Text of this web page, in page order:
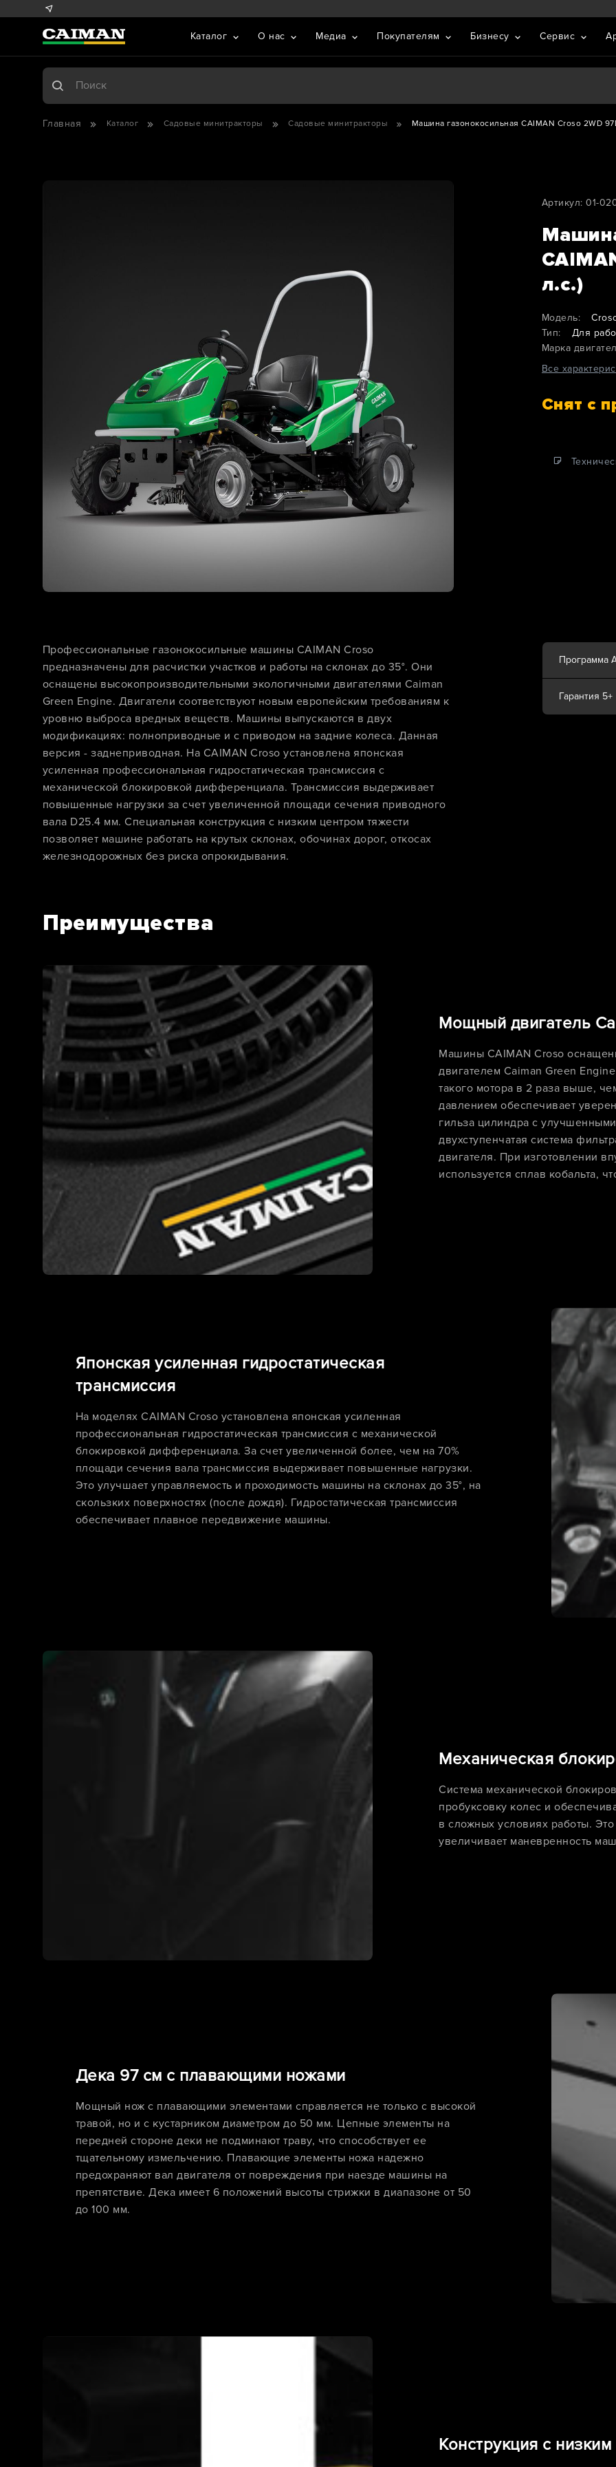
Каталог О нас Медиа Покупателям Бизнесу Сервис
Главная Каталог Садовые минитракторы Садовые минитракторы Машина газонокосильная CAIMAN Croso 2WD
Артикул: 01-
л.с.)
Модель:
Тип:
Для
Марка
Все
Снят с
Профессиональные газонокосильные машины CAIMAN Croso
предназначены для расчистки участков и работы на склонах до 35°. Они
оснащены высокопроизводительными экологичными двигателями Caiman
Green Engine. Двигатели соответствуют новым европейским требованиям к
уровню выброса вредных веществ. Машины выпускаются в двух
модификациях: полноприводные и с приводом на задние колеса. Данная
версия - заднеприводная. На CAIMAN Croso установлена японская
усиленная профессиональная гидростатическая трансмиссия с
механической блокировкой дифференциала. Трансмиссия выдерживает
повышенные нагрузки за счет увеличенной площади сечения приводного
вала D25.4 мм. Специальная конструкция с низким центром тяжести
позволяет машине работать на крутых склонах, обочинах дорог, откосах
железнодорожных без риска опрокидывания.
Программа
Гарантия 5+
Преимущества
Мощный двигатель
Машины CAIMAN Croso
двигателем Caiman Green
такого мотора в 2 раза выше,
давлением обеспечивает
гильза цилиндра с
двухступенчатая система
двигателя. При изготовлении
используется сплав кобальта,
Японская усиленная гидростатическая
трансмиссия
На моделях CAIMAN Croso установлена японская усиленная
профессиональная гидростатическая трансмиссия с механической
блокировкой дифференциала. За счет увеличенной более, чем на 70%
площади сечения вала трансмиссия выдерживает повышенные нагрузки.
Это улучшает управляемость и проходимость машины на склонах до 35°, на
скользких поверхностях (после дождя). Гидростатическая трансмиссия
обеспечивает плавное передвижение машины.
Механическая
Система механической
пробуксовку колес и
в сложных условиях работы.
увеличивает маневренность
Дека 97 см с плавающими ножами
Мощный нож с плавающими элементами справляется не только с высокой
травой, но и с кустарником диаметром до 50 мм. Цепные элементы на
передней стороне деки не подминают траву, что способствует ее
тщательному измельчению. Плавающие элементы ножа надежно
предохраняют вал двигателя от повреждения при наезде машины на
препятствие. Дека имеет 6 положений высоты стрижки в диапазоне от 50
до 100 мм.
Конструкция с